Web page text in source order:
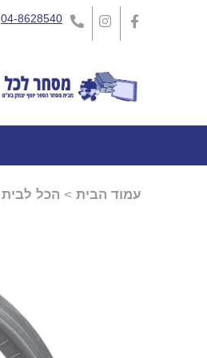
04-8628540
עמוד הבית > הכל לבית